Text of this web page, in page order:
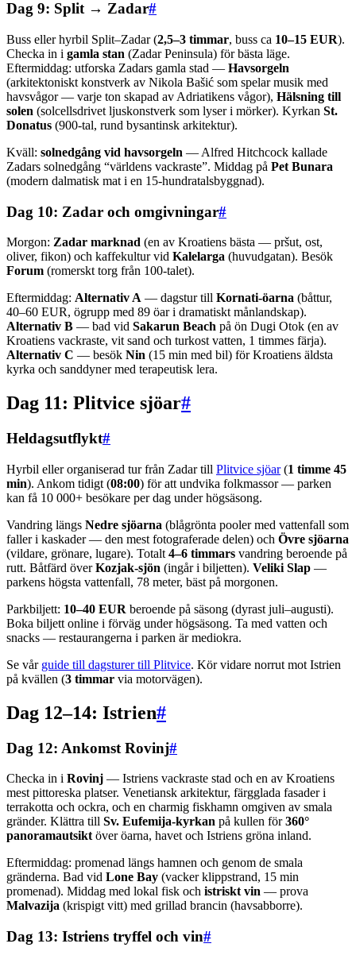
Dag 9: Split → Zadar#
Buss eller hyrbil Split–Zadar (2,5–3 timmar, buss ca 10–15 EUR).
Checka in i gamla stan (Zadar Peninsula) för bästa läge.
Eftermiddag: utforska Zadars gamla stad — Havsorgeln
(arkitektoniskt konstverk av Nikola Bašić som spelar musik med
havsvågor — varje ton skapad av Adriatikens vågor), Hälsning till
solen (solcellsdrivet ljuskonstverk som lyser i mörker). Kyrkan St.
Donatus (900-tal, rund bysantinsk arkitektur).
Kväll: solnedgång vid havsorgeln — Alfred Hitchcock kallade
Zadars solnedgång “världens vackraste”. Middag på Pet Bunara
(modern dalmatisk mat i en 15-hundratalsbyggnad).
Dag 10: Zadar och omgivningar#
Morgon: Zadar marknad (en av Kroatiens bästa — pršut, ost,
oliver, fikon) och kaffekultur vid Kalelarga (huvudgatan). Besök
Forum (romerskt torg från 100-talet).
Eftermiddag: Alternativ A — dagstur till Kornati-öarna (båttur,
40–60 EUR, ögrupp med 89 öar i dramatiskt månlandskap).
Alternativ B — bad vid Sakarun Beach på ön Dugi Otok (en av
Kroatiens vackraste, vit sand och turkost vatten, 1 timmes färja).
Alternativ C — besök Nin (15 min med bil) för Kroatiens äldsta
kyrka och sanddyner med terapeutisk lera.
Dag 11: Plitvice sjöar#
Heldagsutflykt#
Hyrbil eller organiserad tur från Zadar till Plitvice sjöar(1 timme 45
min). Ankom tidigt (08:00) för att undvika folkmassor — parken
kan få 10 000+ besökare per dag under högsäsong.
Vandring längs Nedre sjöarna (blågrönta pooler med vattenfall som
faller i kaskader — den mest fotograferade delen) och Övre sjöarna
(vildare, grönare, lugare). Totalt 4–6 timmars vandring beroende på
rutt. Båtfärd överKozjak-sjön (ingår i biljetten). Veliki Slap —
parkens högsta vattenfall, 78 meter, bäst på morgonen.
Parkbiljett: 10–40 EUR beroende på säsong (dyrast juli–augusti).
Boka biljett online i förväg under högsäsong. Ta med vatten och
snacks — restaurangerna i parken är mediokra.
Se vår guide till dagsturer till Plitvice. Kör vidare norrut mot Istrien
på kvällen (3 timmar via motorvägen).
Dag 12–14: Istrien#
Dag 12: Ankomst Rovinj#
Checka in i Rovinj — Istriens vackraste stad och en av Kroatiens
mest pittoreska platser. Venetiansk arkitektur, färgglada fasader i
terrakotta och ockra, och en charmig fiskhamn omgiven av smala
gränder. Klättra till Sv. Eufemija-kyrkan på kullen för360°
panoramautsiktöver öarna, havet och Istriens gröna inland.
Eftermiddag: promenad längs hamnen och genom de smala
gränderna. Bad vid Lone Bay (vacker klippstrand, 15 min
promenad). Middag med lokal fisk och istriskt vin — prova
Malvazija (krispigt vitt) med grillad brancin (havsabborre).
Dag 13: Istriens tryffel och vin#